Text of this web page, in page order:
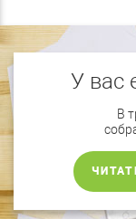
У вас
В